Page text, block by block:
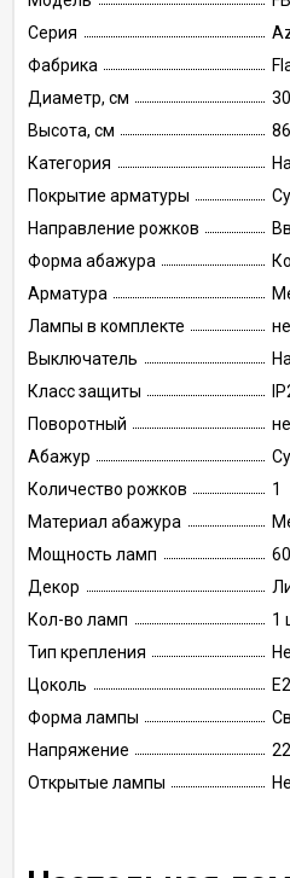
Серия
Фабрика
Диаметр, см
Высота, см
86
Категория
Покрытие арматуры
Направление рожков
Форма абажура
Арматура
Лампы в комплекте
Выключатель
Класс защиты
Поворотный
Абажур
Количество рожков
1
Материал абажура
Мощность ламп
Декор
Кол-во ламп
1
Тип крепления
Цоколь
Форма лампы
Напряжение
Открытые лампы